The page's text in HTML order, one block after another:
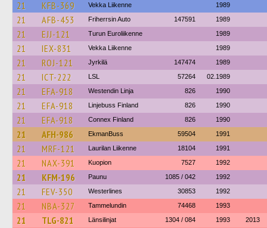
21 KFB-369 Vekka Liikenne 1989
21 AFB-453 Friherrsin Auto 147591 1989
21 EJJ-121 Turun Euroliikenne 1989
21 IEX-831 Vekka Liikenne 1989
21 ROJ-121 Jyrkilä 147474 1989
21 ICT-222 LSL 57264 02.1989
21 EFA-918 Westendin Linja 826 1990
21 EFA-918 Linjebuss Finland 826 1990
21 EFA-918 Connex Finland 826 1990
21 AFH-986 EkmanBuss 59504 1991
21 MRF-121 Laurilan Liikenne 18104 1991
21 NAX-391 Kuopion 7527 1992
21 KFM-196 Paunu 1085 / 042 1992
21 FEV-350 Westerlines 30853 1992
21 NBA-327 Tammelundin 74468 1993
21 TLG-821 Länsilinjat 1304 / 084 1993 2013